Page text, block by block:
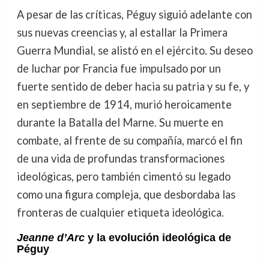
A pesar de las críticas, Péguy siguió adelante con
sus nuevas creencias y, al estallar la Primera
Guerra Mundial, se alistó en el ejército. Su deseo
de luchar por Francia fue impulsado por un
fuerte sentido de deber hacia su patria y su fe, y
en septiembre de 1914, murió heroicamente
durante la Batalla del Marne. Su muerte en
combate, al frente de su compañía, marcó el fin
de una vida de profundas transformaciones
ideológicas, pero también cimentó su legado
como una figura compleja, que desbordaba las
fronteras de cualquier etiqueta ideológica.
Jeanne d’Arcy la evolución ideológica de
Péguy